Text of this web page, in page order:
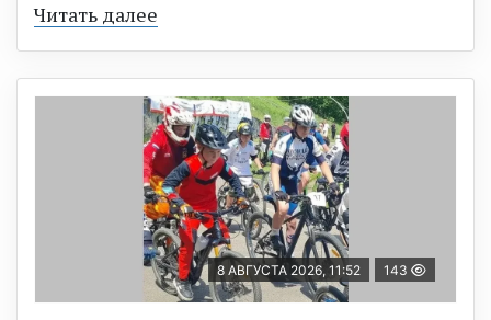
Читать далее
8 АВГУСТА 2026, 11:52 143